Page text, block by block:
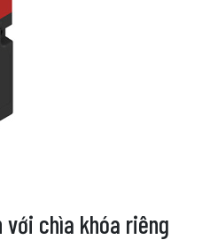
chìa khóa riêng